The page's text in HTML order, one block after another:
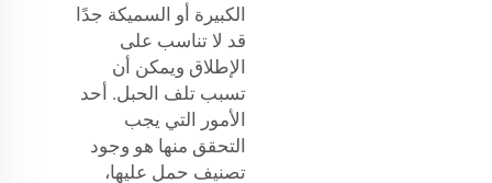
الكبيرة أو السميكة جدًا
قد لا تناسب على
الإطلاق ويمكن أن
تسبب تلف الحبل. أحد
الأمور التي يجب
التحقق منها هو وجود
تصنيف حمل عليها،